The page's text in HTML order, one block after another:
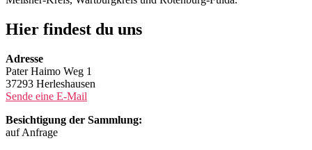
Hier findest du uns
Adresse
Pater Haimo Weg 1
37293 Herleshausen
Sende eine E-Mail
Besichtigung der Sammlung:
auf Anfrage